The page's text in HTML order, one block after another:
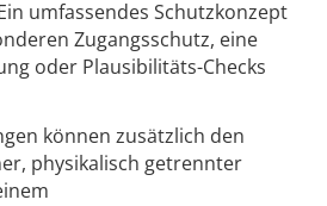
umfassendes Schutzkonzept
Zugangsschutz, eine
oder Plausibilitäts-Checks
können zusätzlich den
physikalisch getrennter